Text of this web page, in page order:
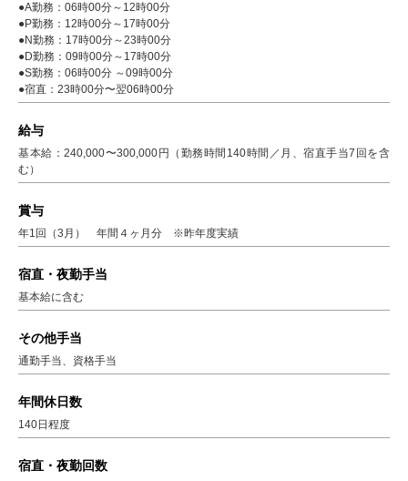
●A勤務：06時00分～12時00分
●P勤務：12時00分～17時00分
●N勤務：17時00分～23時00分
●D勤務：09時00分～17時00分
●S勤務：06時00分 ～09時00分
●宿直：23時00分〜翌06時00分
給与
基本給：240,000〜300,000円（勤務時間140時間／月、宿直手当7回を含
む）
賞与
年1回（3月） 年間４ヶ月分 ※昨年度実績
宿直・夜勤手当
基本給に含む
その他手当
通勤手当、資格手当
年間休日数
140日程度
宿直・夜勤回数